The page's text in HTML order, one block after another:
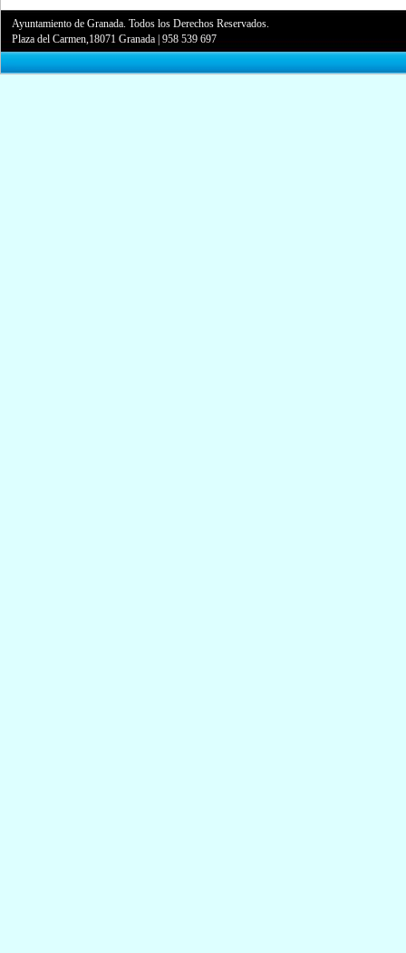
Ayuntamiento de Granada. Todos los Derechos Reservados.
Plaza del Carmen,18071 Granada |958 539 697